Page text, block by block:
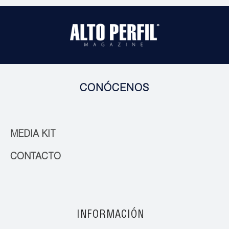
CONÓCENOS
MEDIA KIT
CONTACTO
INFORMACIÓN